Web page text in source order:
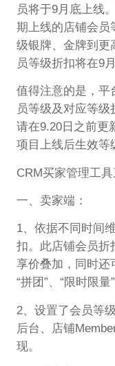
员将于9月底上线
期上线的店铺会员
级银牌、金牌到更
员等级折扣将在9
值得注意的是，平
员等级及对应等
请在9.20日之前更
项目上线后生效等
CRM买家管理工
一、卖家端：
1、依据不同时间
扣。此店铺会员折
享价叠加，同时还
“拼团”、“限时限量
2、设置了会员等
后台、店铺
现。